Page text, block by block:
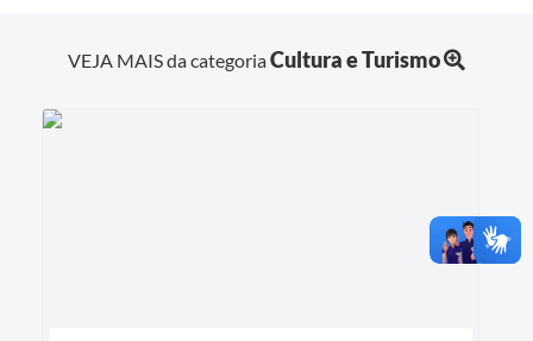
VEJA MAIS da categoriaCultura e Turismo